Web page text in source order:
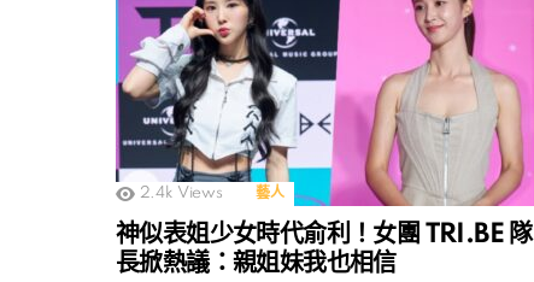
2.4k Views 藝人
神似表姐少女時代俞利！女團 TRI.BE 隊
長掀熱議：親姐妹我也相信